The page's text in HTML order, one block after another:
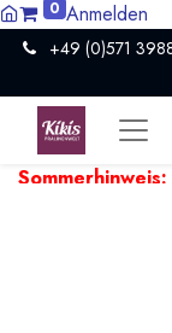
0 Anmelden
+49 (0)571
beim Versand
nötig ein paar